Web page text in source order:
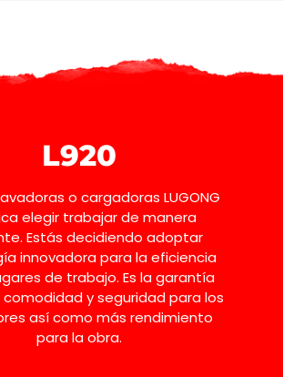
L920
o cargadoras LUGONG
elegir trabajar de manera
Estás decidiendo adoptar
innovadora para la eficiencia
de trabajo. Es la garantía
y seguridad para los
así como más rendimiento
para la obra.